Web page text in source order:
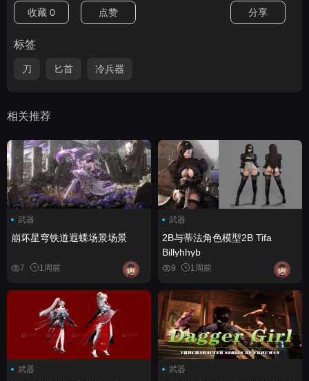
收藏 0 点赞 分享
标签
刀 匕首 冷兵器
相关推荐
武器
崩坏星穹铁道遐蝶场景场景
7 1周前
武器
2B与蒂法角色模型2B Tifa
Billyhhyb
9 1周前
武器 武器